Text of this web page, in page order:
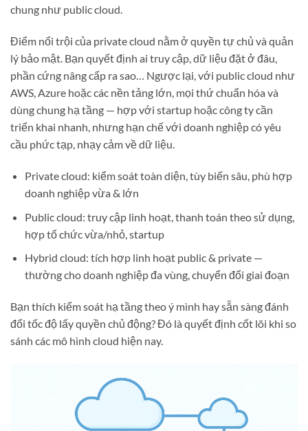
chung như public cloud.
Điểm nổi trội của private cloud nằm ở quyền tự chủ và quản
lý bảo mật. Bạn quyết định ai truy cập, dữ liệu đặt ở đâu,
phần cứng nâng cấp ra sao… Ngược lại, với public cloud như
AWS, Azure hoặc các nền tảng lớn, mọi thứ chuẩn hóa và
dùng chung hạ tầng — hợp với startup hoặc công ty cần
triển khai nhanh, nhưng hạn chế với doanh nghiệp có yêu
cầu phức tạp, nhạy cảm về dữ liệu.
Private cloud: kiểm soát toàn diện, tùy biến sâu, phù hợp
doanh nghiệp vừa & lớn
Public cloud: truy cập linh hoạt, thanh toán theo sử dụng,
hợp tổ chức vừa/nhỏ, startup
Hybrid cloud: tích hợp linh hoạt public & private —
thường cho doanh nghiệp đa vùng, chuyển đổi giai đoạn
Bạn thích kiểm soát hạ tầng theo ý mình hay sẵn sàng đánh
đổi tốc độ lấy quyền chủ động? Đó là quyết định cốt lõi khi so
sánh các mô hình cloud hiện nay.